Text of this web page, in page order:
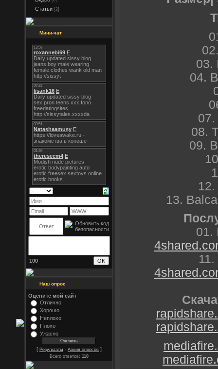
Статьи [2]
Мини-чат
100
Наш опрос
Оцените мой сайт
Отлично
Хорошо
Неплохо
Плохо
Ужасно
[ Результаты · Архив опросов ]
Всего ответов: 110
03.
04.
07.
08.
09.
13.
01.